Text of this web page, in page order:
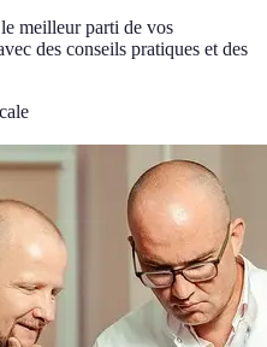
meilleur parti de vos
des conseils pratiques et des